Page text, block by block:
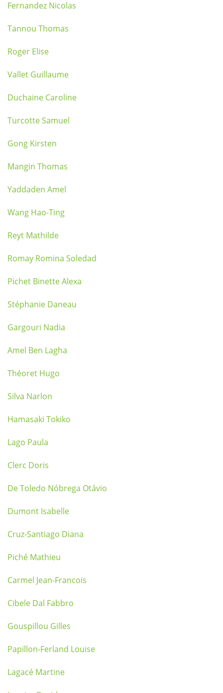
Fernandez Nicolas
Tannou Thomas
Roger Elise
Vallet Guillaume
Duchaine Caroline
Turcotte Samuel
Gong Kirsten
Mangin Thomas
Yaddaden Amel
Wang Hao-Ting
Reyt Mathilde
Romay Romina Soledad
Pichet Binette Alexa
Stéphanie Daneau
Gargouri Nadia
Amel Ben Lagha
Théoret Hugo
Silva Narlon
Hamasaki Tokiko
Lago Paula
Clerc Doris
De Toledo Nóbrega Otávio
Dumont Isabelle
Cruz-Santiago Diana
Piché Mathieu
Carmel Jean-Francois
Cibele Dal Fabbro
Gouspillou Gilles
Papillon-Ferland Louise
Lagacé Martine